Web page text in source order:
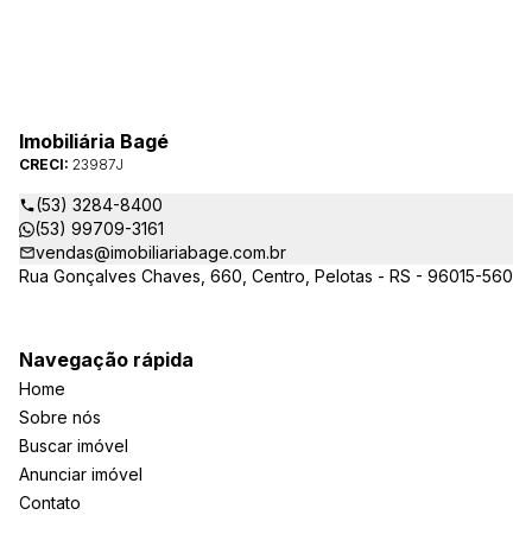
Imobiliária Bagé
CRECI: 23987J
(53) 3284-8400
(53) 99709-3161
vendas@imobiliariabage.com.br
Rua Gonçalves Chaves, 660, Centro, Pelotas - RS - 96015-560
Navegação rápida
Home
Sobre nós
Buscar imóvel
Anunciar imóvel
Contato